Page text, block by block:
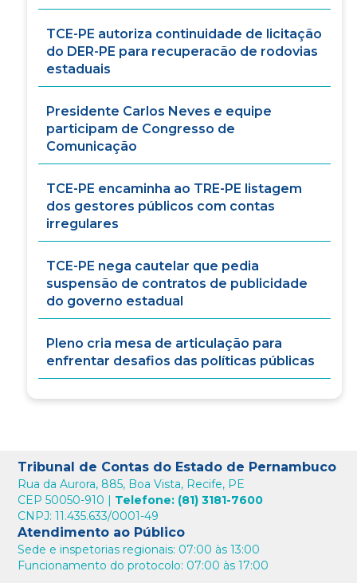
TCE-PE autoriza continuidade de licitação
do DER-PE para recuperacão de rodovias
estaduais
Presidente Carlos Neves e equipe
participam de Congresso de
Comunicação
TCE-PE encaminha ao TRE-PE listagem
dos gestores públicos com contas
irregulares
TCE-PE nega cautelar que pedia
suspensão de contratos de publicidade
do governo estadual
Pleno cria mesa de articulação para
enfrentar desafios das políticas públicas
Tribunal de Contas do Estado de Pernambuco
Rua da Aurora, 885, Boa Vista, Recife, PE
CEP 50050-910 | Telefone: (81) 3181-7600
CNPJ: 11.435.633/0001-49
Atendimento ao Público
Sede e inspetorias regionais: 07:00 às 13:00
Funcionamento do protocolo: 07:00 às 17:00